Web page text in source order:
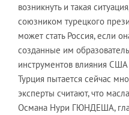
возникнуть и такая
союзником турецкого
может стать Россия, если
созданные им
инструментов влияния
Турция пытается сейчас
эксперты считают, что
Османа Нури ГЮНДЕША,